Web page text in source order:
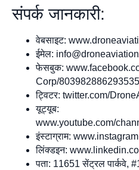
संपर्क जानकारी:
वेबसाइट:
ईमेल:
फेसबुक:
Corp/803982886293535
ट्विटर: twitter.com/
यूट्यूब:
www.youtube.com/
इंस्टाग्राम:
लिंक्डइन:
पता: 11651 सेंट्रल पार्कवे,